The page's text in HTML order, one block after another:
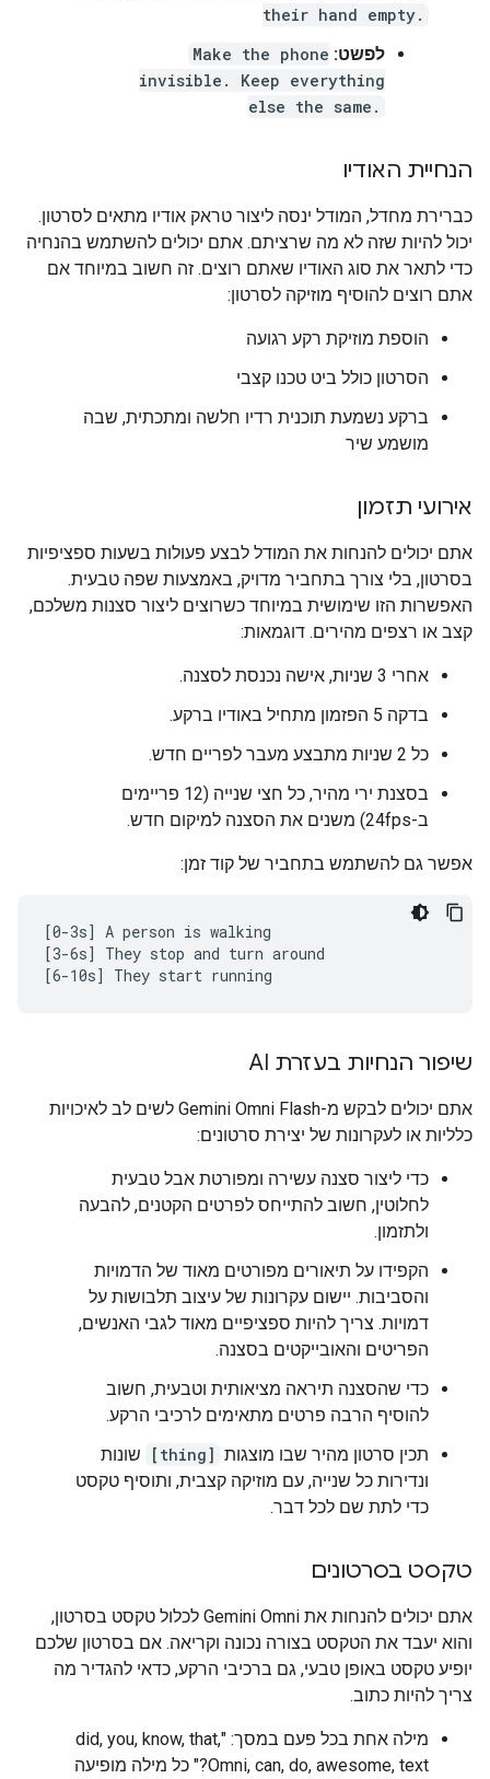
their hand empty.
לפשט: Make the phone
invisible. Keep everything
else the same.
הנחיית האודיו
כברירת מחדל, המודל ינסה ליצור טראק אודיו מתאים לסרטון.
יכול להיות שזה לא מה שרציתם. אתם יכולים להשתמש בהנחיה
כדי לתאר את סוג האודיו שאתם רוצים. זה חשוב במיוחד אם
אתם רוצים להוסיף מוזיקה לסרטון:
הוספת מוזיקת רקע רגועה
הסרטון כולל ביט טכנו קצבי
ברקע נשמעת תוכנית רדיו חלשה ומתכתית, שבה
מושמע שיר
אירועי תזמון
אתם יכולים להנחות את המודל לבצע פעולות בשעות ספציפיות
בסרטון, בלי צורך בתחביר מדויק, באמצעות שפה טבעית.
האפשרות הזו שימושית במיוחד כשרוצים ליצור סצנות משלכם,
קצב או רצפים מהירים. דוגמאות:
אחרי 3 שניות, אישה נכנסת לסצנה.
בדקה 5 הפזמון מתחיל באודיו ברקע.
כל 2 שניות מתבצע מעבר לפריים חדש.
בסצנת ירי מהיר, כל חצי שנייה (12 פריימים
ב-24fps) משנים את הסצנה למיקום חדש.
אפשר גם להשתמש בתחביר של קוד זמן:
[0-3s] A person is walking
[3-6s] They stop and turn around
שיפור הנחיות בעזרת AI
אתם יכולים לבקש מ-Gemini Omni Flash לשים לב לאיכויות
כלליות או לעקרונות של יצירת סרטונים:
כדי ליצור סצנה עשירה ומפורטת אבל טבעית
לחלוטין, חשוב להתייחס לפרטים הקטנים, להבעה
ולתזמון.
הקפידו על תיאורים מפורטים מאוד של הדמויות
והסביבות. יישום עקרונות של עיצוב תלבושות על
דמויות. צריך להיות ספציפיים מאוד לגבי האנשים,
הפריטים והאובייקטים בסצנה.
כדי שהסצנה תיראה מציאותית וטבעית, חשוב
להוסיף הרבה פרטים מתאימים לרכיבי הרקע.
תכין סרטון מהיר שבו מוצגות [thing]
שונות
ונדירות כל שנייה, עם מוזיקה קצבית, ותוסיף טקסט
כדי לתת שם לכל דבר.
טקסט בסרטונים
אתם יכולים להנחות את Gemini Omni לכלול טקסט בסרטון,
והוא יעבד את הטקסט בצורה נכונה וקריאה. אם בסרטון שלכם
יופיע טקסט באופן טבעי, גם ברכיבי הרקע, כדאי להגדיר מה
צריך להיות כתוב.
מילה אחת בכל פעם במסך: "did, you, know, that,
Omni, can, do, awesome, text?" כל מילה מופיעה